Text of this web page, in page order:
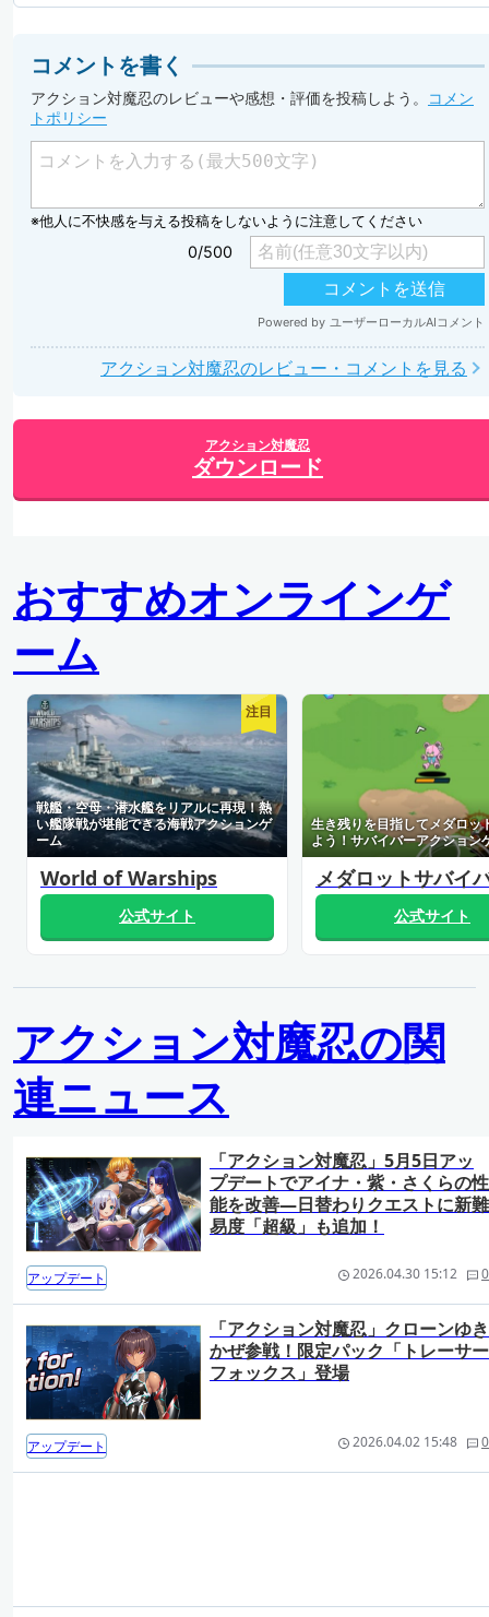
コメントを書く
アクション対魔忍のレビューや感想・評価を投稿しよう。 コメン
トポリシー
アクション対魔忍のレビュー・コメントを見る
アクション対魔忍
ダウンロード
おすすめオンラインゲ
ーム
World of Warships
戦艦・空母・潜水艦をリアルに再現！熱
い艦隊戦が堪能できる海戦アクションゲ
ーム
注目
公式サイト
メダロットサバイ
生き残りを目指してメダロッ
よう！サバイバーアクション
公式サイト
アクション対魔忍の関
連ニュース
「アクション対魔忍」5月5日アッ
プデートでアイナ・紫・さくらの性
能を改善―日替わりクエストに新難
易度「超級」も追加！
アップデート 2026.04.30 15:12 0
「アクション対魔忍」クローンゆき
かぜ参戦！限定パック「トレーサー
フォックス」登場
アップデート 2026.04.02 15:48 0